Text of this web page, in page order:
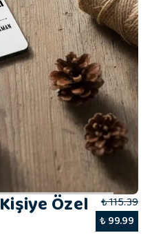
Özel
₺ 115.39
₺ 99.99